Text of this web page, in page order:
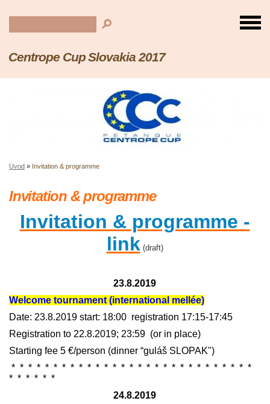
Centrope Cup Slovakia 2017
Úvod » Invitation & programme
Invitation & programme
Invitation & programme -
link (draft)
23.8.2019
Welcome tournament (international mell ée)
Date: 23.8.2019 start: 18:00 registration 17:15-17:45
Registration to 22.8.2019; 23:59 (or in place)
Starting fee 5 €/person (dinner “guláš SLOPAK")
* * * * * * * * * * * * * * * * * * * * * * * * * * * * *
* * * * * *
24.8.2019